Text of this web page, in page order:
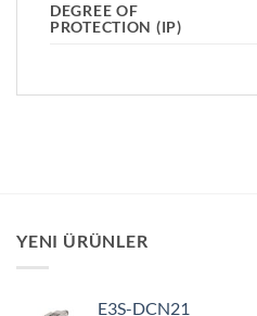
DEGREE OF
PROTECTION (IP)
YENI ÜRÜNLER
E3S-DCN21